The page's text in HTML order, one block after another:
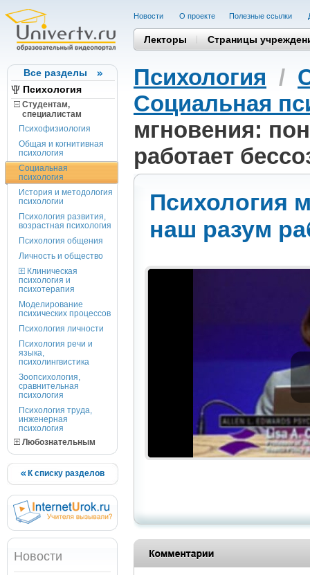
Все разделы
Психология
Студентам,
cпециалистам
Психофизиология
Общая и когнитивная
психология
Социальная
психология
История и методология
психологии
Психология развития,
возрастная психология
Психология общения
Личность и общество
Клиническая
психология и
психотерапия
Моделирование
психических процессов
Психология личности
Психология речи и
языка,
психолингвистика
Зоопсихология,
сравнительная
психология
Психология труда,
инженерная
психология
Любознательным
К списку разделов
Новости
Новости О проекте Полезные cсылки
Лекторы Страницы
Психология /
Социальная
мгновения:
работает
Психология
наш разум